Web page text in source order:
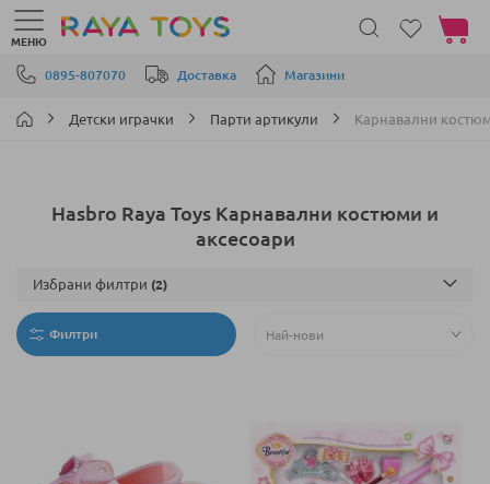
Прескачане към съдържанието
0895-807070 Доставка Магазини
МЕНЮ
Моята
Детски играчки Парти артикули Карнавални
Hasbro Raya Toys Карнавални костюми и
аксесоари
Филтри
Избрани филтри